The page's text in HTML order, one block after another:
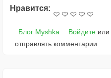
Нравится:
Блог Myshka Войдитеили
отправлять комментарии